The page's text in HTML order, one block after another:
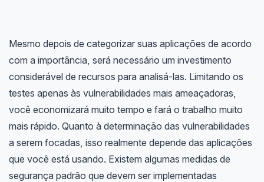
Mesmo depois de categorizar suas aplicações de acordo
com a importância, será necessário um investimento
considerável de recursos para analisá-las. Limitando os
testes apenas às vulnerabilidades mais ameaçadoras,
você economizará muito tempo e fará o trabalho muito
mais rápido. Quanto à determinação das vulnerabilidades
a serem focadas, isso realmente depende das aplicações
que você está usando. Existem algumas medidas de
segurança padrão que devem ser implementadas